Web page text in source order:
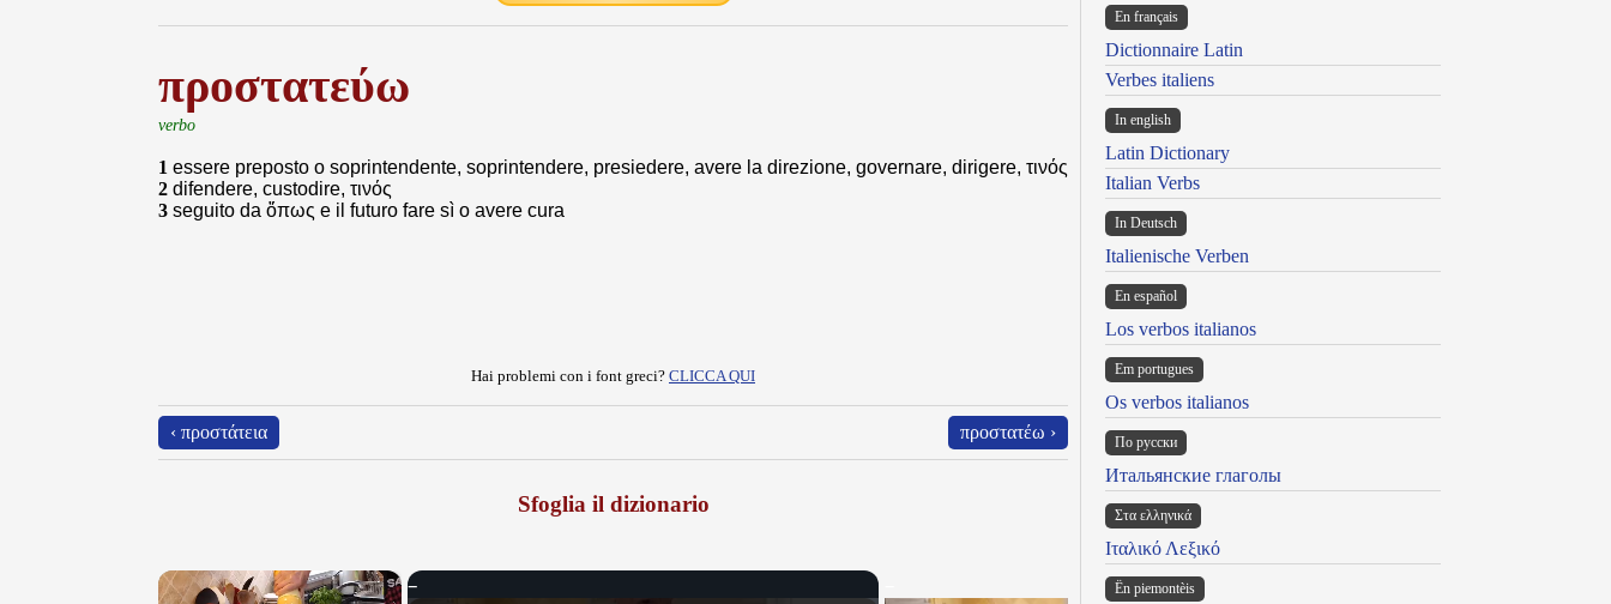
προστατεύω
verbo
1 essere preposto o soprintendente, soprintendere, presiedere, avere la direzione, governare, dirigere, τινός
2 difendere, custodire, τινός
3 seguito da ὅπως e il futuro fare sì o avere cura
Hai problemi con i font greci? CLICCA QUI
‹ προστάτεια προστατέω ›
Sfoglia il dizionario
×
En français
Dictionnaire Latin
Verbes italiens
In english
Latin Dictionary
Italian Verbs
In Deutsch
Italienische Verben
En español
Los verbos italianos
Em portugues
Os verbos italianos
По русски
Итальянские глаголы
Στα ελληνικά
Ιταλικό Λεξικό
Ën piemontèis